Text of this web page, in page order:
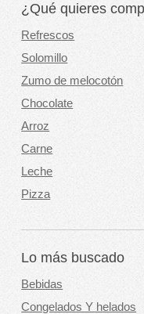
¿Qué quieres
Refrescos
Solomillo
Zumo de melocotón
Chocolate
Arroz
Carne
Leche
Pizza
Lo más buscado
Bebidas
Congelados Y helados